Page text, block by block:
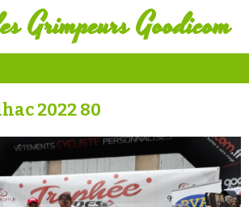
Grimpeurs Goodicom
2022 80